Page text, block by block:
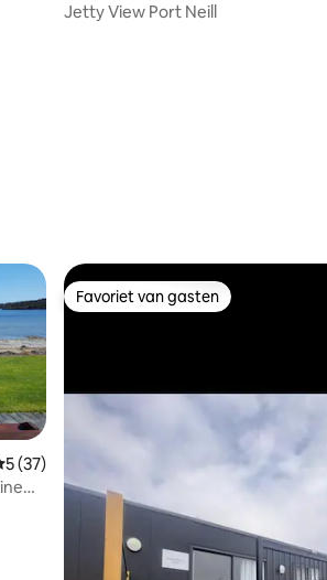
Jetty View Port Neill
beoordeling van 5 uit 5, 37
5 (37)
Favoriet van gasten
Favoriet van gasten